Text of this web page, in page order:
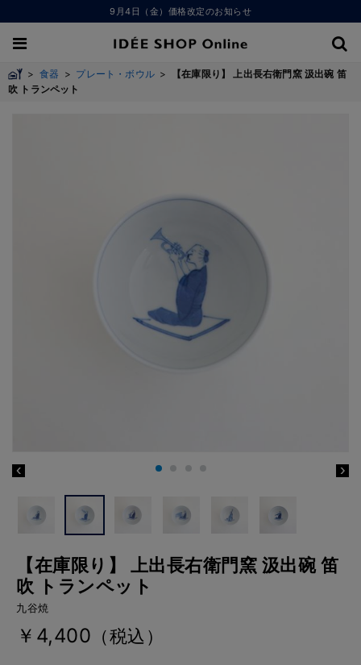
9月4日（金）価格改定のお知らせ
> 食器 > プレート・ボウル >
【在庫限り】 上出長右衛門窯 汲出碗 笛
吹 トランペット
【在庫限り】 上出長右衛門窯 汲出碗 笛
吹 トランペット
九谷焼
￥4,400 （税込）